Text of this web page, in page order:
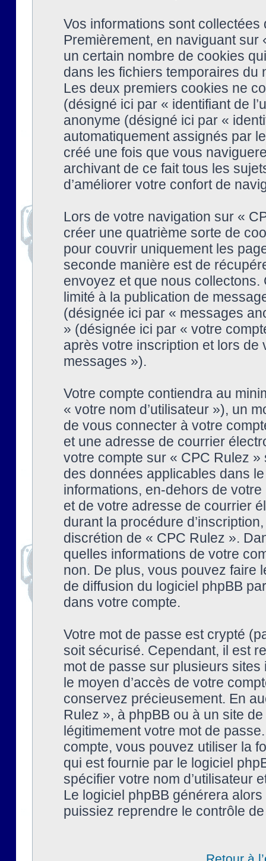
Vos informations sont
Premièrement, en naviguant
un certain nombre de cookies
dans les fichiers temporaires du
Les deux premiers cookies ne
(désigné ici par « identifiant de
anonyme (désigné ici par «
automatiquement assignés par
créé une fois que vous
archivant de ce fait tous les
d’améliorer votre confort de
Lors de votre navigation sur «
créer une quatrième sorte de
pour couvrir uniquement les
seconde manière est de
envoyez et que nous collectons.
limité à la publication de
(désignée ici par « messages
» (désignée ici par « votre
après votre inscription et lors
messages »).
Votre compte contiendra au
« votre nom d’utilisateur »), un
de vous connecter à votre
et une adresse de courrier
votre compte sur « CPC Rulez
des données applicables dans
informations, en-dehors de
et de votre adresse de courrier
durant la procédure
discrétion de « CPC Rulez ».
quelles informations de votre
non. De plus, vous pouvez faire
de diffusion du logiciel phpBB
dans votre compte.
Votre mot de passe est crypté
soit sécurisé. Cependant, il est
mot de passe sur plusieurs
le moyen d’accès de votre
conservez précieusement. En
Rulez », à phpBB ou à un site
légitimement votre mot de
compte, vous pouvez utiliser la
qui est fournie par le logiciel
spécifier votre nom d’utilisateur
Le logiciel phpBB générera
puissiez reprendre le contrôle